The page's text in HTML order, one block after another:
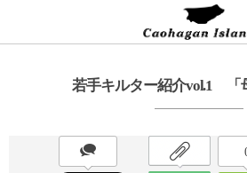
若手キルター紹介vol.1 「